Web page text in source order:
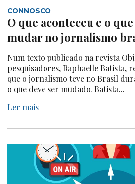
CONNOSCO
O que aconteceu e o
mudar no jornalismo
Num texto publicado na revista
pesquisadores, Raphaelle Batista,
que o jornalismo teve no Brasil
o que deve ser mudado. Batista...
Ler mais